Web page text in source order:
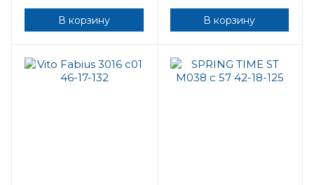
В корзину В корзину